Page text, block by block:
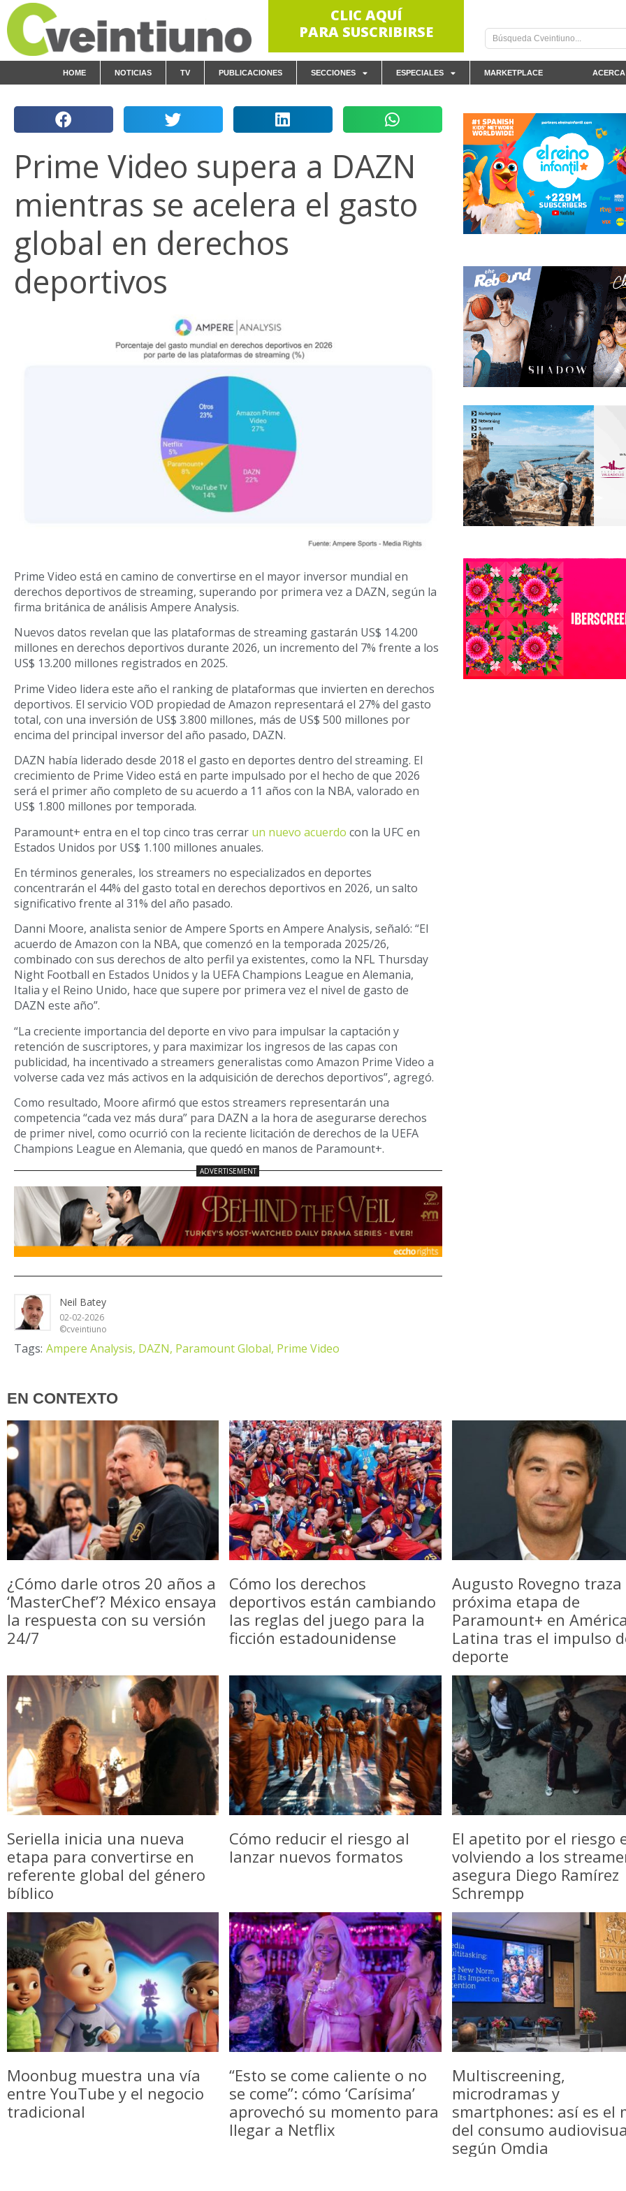
CLIC AQUÍ
PARA SUSCRIBIRSE
HOME NOTICIAS TV PUBLICACIONES SECCIONES ESPECIALES MARKETPLACE
Prime Video supera a DAZN
mientras se acelera el gasto
global en derechos
deportivos
Prime Video está en camino de convertirse en el mayor inversor mundial en
derechos deportivos de streaming, superando por primera vez a DAZN, según la
firma británica de análisis Ampere Analysis.
Nuevos datos revelan que las plataformas de streaming gastarán US$ 14.200
millones en derechos deportivos durante 2026, un incremento del 7% frente a los
US$ 13.200 millones registrados en 2025.
Prime Video lidera este año el ranking de plataformas que invierten en derechos
deportivos. El servicio VOD propiedad de Amazon representará el 27% del gasto
total, con una inversión de US$ 3.800 millones, más de US$ 500 millones por
encima del principal inversor del año pasado, DAZN.
DAZN había liderado desde 2018 el gasto en deportes dentro del streaming. El
crecimiento de Prime Video está en parte impulsado por el hecho de que 2026
será el primer año completo de su acuerdo a 11 años con la NBA, valorado en
US$ 1.800 millones por temporada.
Paramount+ entra en el top cinco tras cerrar un nuevo acuerdo con la UFC en
Estados Unidos por US$ 1.100 millones anuales.
En términos generales, los streamers no especializados en deportes
concentrarán el 44% del gasto total en derechos deportivos en 2026, un salto
significativo frente al 31% del año pasado.
Danni Moore, analista senior de Ampere Sports en Ampere Analysis, señaló: “El
acuerdo de Amazon con la NBA, que comenzó en la temporada 2025/26,
combinado con sus derechos de alto perfil ya existentes, como la NFL Thursday
Night Football en Estados Unidos y la UEFA Champions League en Alemania,
Italia y el Reino Unido, hace que supere por primera vez el nivel de gasto de
DAZN este año”.
“La creciente importancia del deporte en vivo para impulsar la captación y
retención de suscriptores, y para maximizar los ingresos de las capas con
publicidad, ha incentivado a streamers generalistas como Amazon Prime Video a
volverse cada vez más activos en la adquisición de derechos deportivos”, agregó.
Como resultado, Moore afirmó que estos streamers representarán una
competencia “cada vez más dura” para DAZN a la hora de asegurarse derechos
de primer nivel, como ocurrió con la reciente licitación de derechos de la UEFA
Champions League en Alemania, que quedó en manos de Paramount+.
Neil Batey
02-02-2026
©cveintiuno
Tags: Ampere Analysis, DAZN, Paramount Global, Prime Video
EN CONTEXTO
¿Cómo darle otros 20 años a
‘MasterChef’? México ensaya
la respuesta con su versión
24/7
Cómo los derechos
deportivos están cambiando
las reglas del juego para la
ficción estadounidense
Augusto Rovegno traza
próxima etapa de
Paramount+ en
Latina tras el impulso
deporte
Seriella inicia una nueva
etapa para convertirse en
referente global del género
bíblico
Cómo reducir el riesgo al
lanzar nuevos formatos
El apetito por el riesgo
volviendo a los
asegura Diego Ramírez
Schrempp
Moonbug muestra una vía
entre YouTube y el negocio
tradicional
“Esto se come caliente o no
se come”: cómo ‘Carísima’
aprovechó su momento para
llegar a Netflix
Multiscreening,
microdramas y
smartphones: así es el
del consumo
según Omdia